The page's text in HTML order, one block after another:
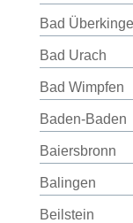
Bad
Bad Urach
Bad Wimpfen
Baden-Baden
Baiersbronn
Balingen
Beilstein